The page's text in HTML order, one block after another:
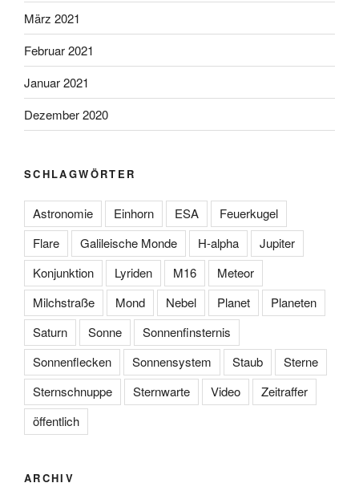
März 2021
Februar 2021
Januar 2021
Dezember 2020
SCHLAGWÖRTER
Astronomie Einhorn ESA
Feuerkugel
Flare
Galileische Monde H-alpha
Jupiter
Konjunktion
Lyriden M16
Meteor
Milchstraße
Mond Nebel Planet
Planeten
Saturn
Sonne
Sonnenfinsternis
Sonnenflecken
Sonnensystem Staub
Sterne
Sternschnuppe
Sternwarte Video
Zeitraffer
öffentlich
ARCHIV